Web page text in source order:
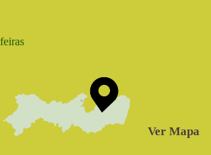
feiras
Ver Mapa